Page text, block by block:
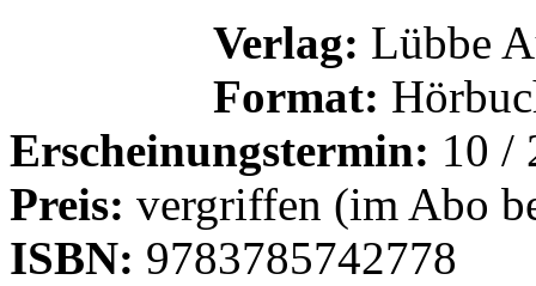
Verlag: Lübbe
Format:
Erscheinungstermin: 10 /
Preis: vergriffen (im Abo
ISBN: 9783785742778